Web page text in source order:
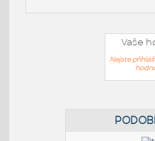
Vaše
Nejste